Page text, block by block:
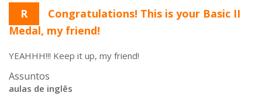
R
Congratulations! This is your Basic II
Medal, my friend!
YEAHHH!!! Keep it up, my friend!
Assuntos
aulas de inglês